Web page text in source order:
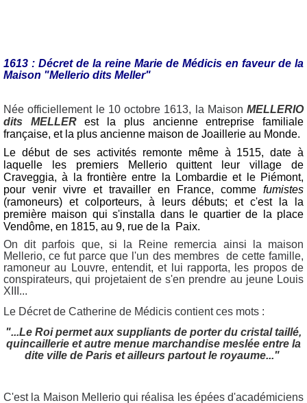
1613 : Décret de la reine Marie de Médicis en faveur de la
Maison "Mellerio dits Meller"
Née officiellement le 10 octobre 1613, la Maison MELLERIO
dits MELLERest la plus ancienne entreprise familiale
française, et la plus ancienne maison de Joaillerie au Monde.
Le début de ses activités remonte même à 1515, date à
laquelle les premiers Mellerio quittent leur village de
Craveggia, à la frontière entre la Lombardie et le Piémont,
pour venir vivre et travailler en France, comme fumistes
(ramoneurs) et colporteurs, à leurs débuts; et c'est la la
première maison qui s'installa dans le quartier de la place
Vendôme, en 1815, au 9, rue de la Paix.
On dit parfois que, si la Reine remercia ainsi la maison
Mellerio, ce fut parce que l'un des membres de cette famille,
ramoneur au Louvre, entendit, et lui rapporta, les propos de
conspirateurs, qui projetaient de s'en prendre au jeune Louis
XIII...
Le Décret de Catherine de Médicis contient ces mots :
"...Le Roi permet aux suppliants de porter du cristal taillé,
quincaillerie et autre menue marchandise meslée entre la
dite ville de Paris et ailleurs partout le royaume..."
C'est la Maison Mellerio qui réalisa les épées d'académiciens